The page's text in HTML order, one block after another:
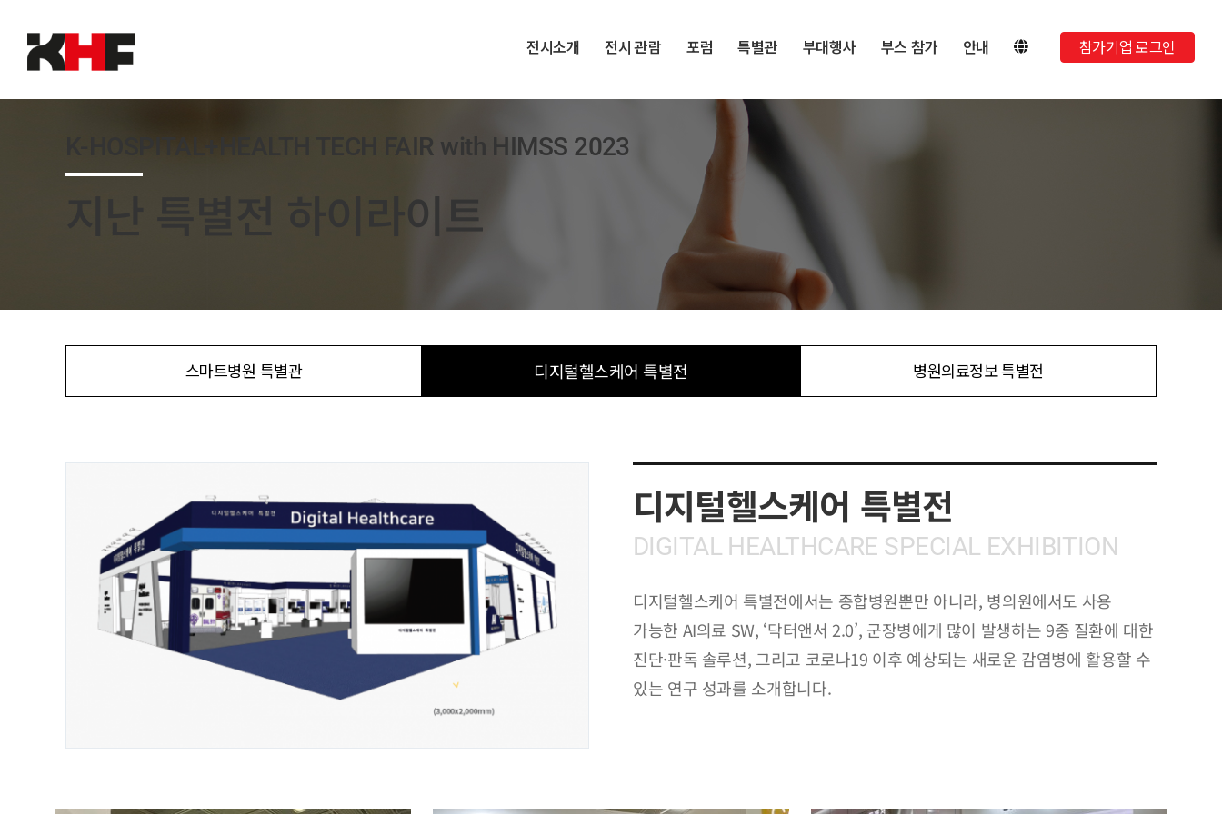
content
전시소개 전시 관람 포럼 특별관 부대행사 부스 참가 안내 참가기업 로그인
K-HOSPITAL+HEALTH TECH FAIR with HIMSS 2023
지난 특별전 하이라이트
스마트병원 특별관 디지털헬스케어 특별전 병원의료정보 특별전
디지털헬스케어 특별전
DIGITAL HEALTHCARE SPECIAL EXHIBITION
디지털헬스케어 특별전에서는 종합병원뿐만 아니라, 병의원에서도 사용
가능한 AI의료 SW, ‘닥터앤서 2.0’, 군장병에게 많이 발생하는 9종 질환에 대한
진단·판독 솔루션, 그리고 코로나19 이후 예상되는 새로운 감염병에 활용할 수
있는 연구 성과를 소개합니다.